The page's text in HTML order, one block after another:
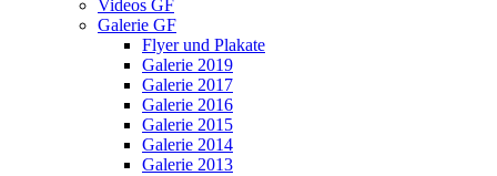
Videos GF
Galerie GF
Flyer und Plakate
Galerie 2019
Galerie 2017
Galerie 2016
Galerie 2015
Galerie 2014
Galerie 2013